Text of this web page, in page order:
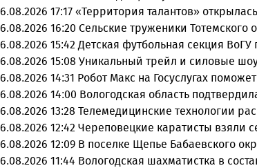
6.08.2026 17:17 «Территория талантов»
6.08.2026 16:20 Сельские труженики Тотемского
6.08.2026 15:42 Детская футбольная секция
6.08.2026 15:08 Уникальный трейл и силовые
6.08.2026 14:31 Робот Макс на Госуслугах
6.08.2026 14:00 Вологодская область
6.08.2026 13:28 Телемедицинские технологии
6.08.2026 12:42 Череповецкие каратисты взяли
6.08.2026 12:09 В поселке Щепье Бабаевского
6.08.2026 11:44 Вологодская шахматистка в